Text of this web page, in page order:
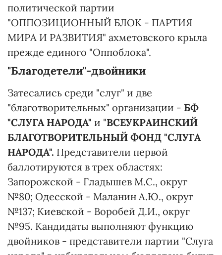
политической партии
"ОППОЗИЦИОННЫЙ БЛОК - ПАРТИЯ
МИРА И РАЗВИТИЯ" ахметовского крыла
прежде единого "Оппоблока".
"Благодетели"-двойники
Затесались среди "слуг" и две
"благотворительных" организации - БФ
"СЛУГА НАРОДА" и "ВСЕУКРАИНСКИЙ
БЛАГОТВОРИТЕЛЬНЫЙ ФОНД "СЛУГА
НАРОДА". Представители первой
баллотируются в трех областях:
Запорожской - Гладышев М.С., округ
№80; Одесской - Маланин А.Ю., округ
№137; Киевской - Воробей Д.И., округ
№95. Кандидаты выполняют функцию
двойников - представители партии "Слуга